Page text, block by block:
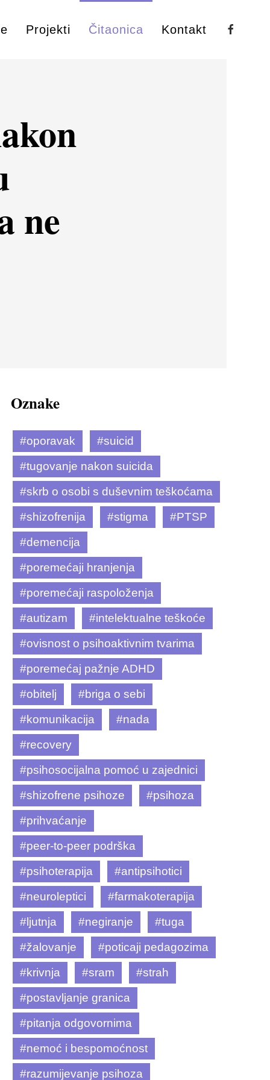
Projekti Čitaonica Kontakt
ne
Oznake
#oporavak
#suicid
#tugovanje nakon suicida
#skrb o osobi s duševnim teškoćama
#shizofrenija
#stigma
#PTSP
#demencija
#poremećaji hranjenja
#poremećaji raspoloženja
#autizam
#intelektualne teškoće
#ovisnost o psihoaktivnim tvarima
#poremećaj pažnje ADHD
#obitelj
#briga o sebi
#komunikacija
#nada
#recovery
#psihosocijalna pomoć u zajednici
#shizofrene psihoze
#psihoza
#prihvaćanje
#peer-to-peer podrška
#psihoterapija
#antipsihotici
#neuroleptici
#farmakoterapija
#ljutnja
#negiranje
#tuga
#žalovanje
#poticaji pedagozima
#krivnja
#sram
#strah
#postavljanje granica
#pitanja odgovornima
#nemoć i bespomoćnost
#razumijevanje psihoza